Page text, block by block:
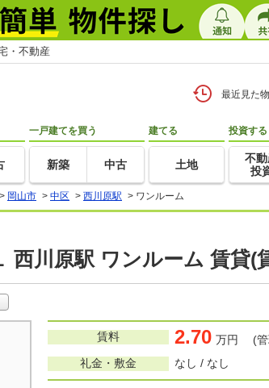
・不動産
最近見た
一戸建てを買う
新築 中古
建てる
土地
投資する
不
投
> 岡山市 > 中区 > 西川原駅 > ワンルーム
西川原駅 ワンルーム 賃貸
賃料 2.70 万円 (管
礼金・敷金
なし / なし